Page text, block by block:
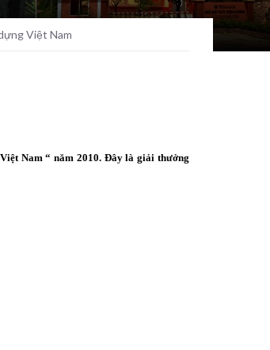
Việt Nam
Nam “ năm 2010. Đây là giải thưởng